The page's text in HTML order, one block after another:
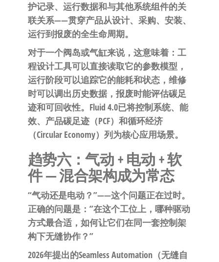
护记录、运行数据和与其他系统组件的关
联关系——贯穿产品从设计、采购、安装、
运行到报废的全生命周期。
对于一个阀岛或气缸来说，这意味着：工
程设计工具可以直接读取它的参数模型，
运行阶段可以追踪它的能耗和状态，维修
时可以调出历史数据，报废时能评估碳足
迹和可回收性。Fluid 4.0已将控制系统、能
效、产品碳足迹（PCF）和循环经济
（Circular Economy）列为核心应用场景。
趋势六：气动 + 电动 + 软
件 — 混合架构成为常态
“气动还是电动？”——这个问题正在过时。
正确的问题是：”在这个工位上，哪种驱动
方式最合适，如何让它们在同一套控制架
构下无缝协作？”
2026年提出的Seamless Automation（无缝自